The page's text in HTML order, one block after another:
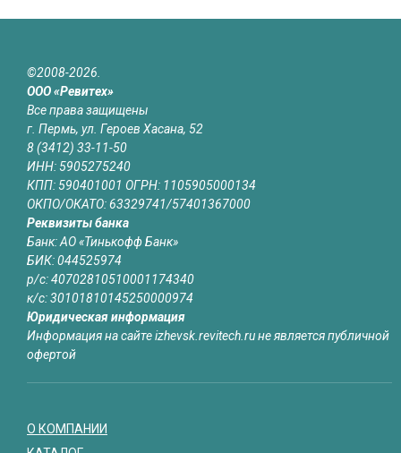
©2008-2026.
ООО «Ревитех»
Все права защищены
г. Пермь, ул. Героев Хасана, 52
8 (3412) 33-11-50
ИНН: 5905275240
КПП: 590401001 ОГРН: 1105905000134
ОКПО/ОКАТО: 63329741/57401367000
Реквизиты банка
Банк: АО «Тинькофф Банк»
БИК: 044525974
р/с: 40702810510001174340
к/с: 30101810145250000974
Юридическая информация
Информация на сайте izhevsk.revitech.ru не является публичной
офертой
О КОМПАНИИ